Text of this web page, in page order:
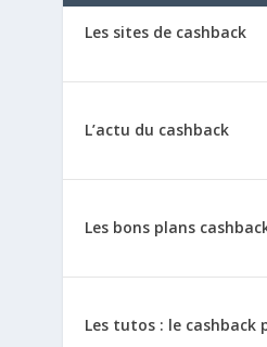
Les sites de cashback
L’actu du cashback
Les bons plans
Les tutos : le cashback